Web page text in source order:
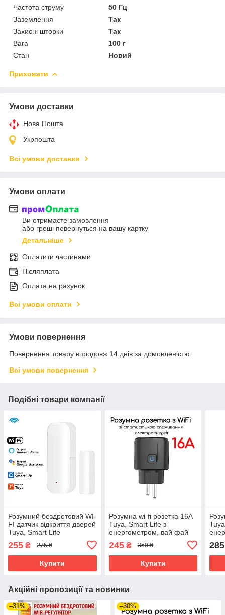
Частота струму
50 Гц
Заземлення
Так
Захисні шторки
Так
Вага
100 г
Стан
Новий
Приховати
Умови доставки
Нова Пошта
Укрпошта
Всі умови доставки
Умови оплати
Ви отримаєте замовлення
або гроші повернуться на вашу картку
Детальніше
Оплатити частинами
Післяплата
Оплата на рахунок
Всі умови оплати
Умови повернення
Повернення товару впродовж 14 днів за домовленістю
Всі умови повернення
Подібні товари компанії
Розумний бездротовий WI-
FI датчик відкриття дверей
Tuya, Smart Life
255 ₴ 275 ₴
Купити
Розумна wi-fi розетка 16A
Tuya, Smart Life з
енергометром, вай фай
245₴ 350 ₴
Купити
285
Акційні пропозиції та новинки
–31% –30%